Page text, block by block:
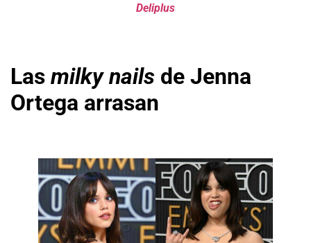
Deliplus
Las milky nails de Jenna
Ortega arrasan